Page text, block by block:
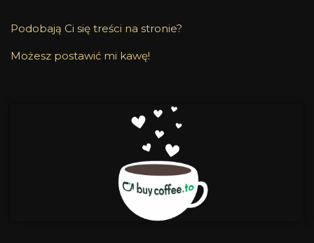
Podobają Ci się treści na stronie?
Możesz postawić mi kawę!